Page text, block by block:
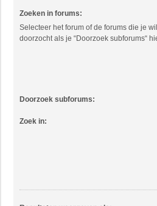
Zoeken in forums:
Selecteer het forum of de forums die je
doorzocht als je “Doorzoek subforums“
Doorzoek subforums:
Zoek in: